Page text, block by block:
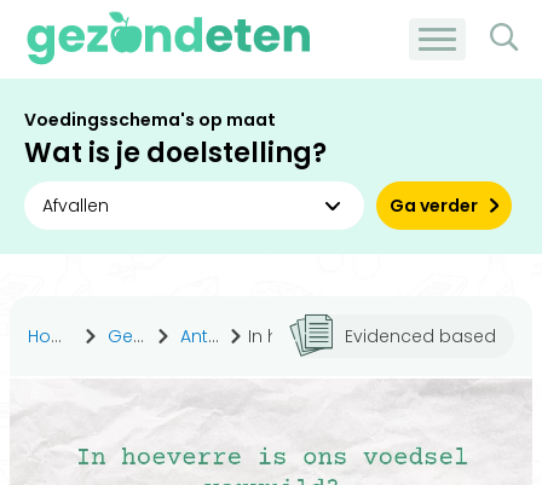
Voedingsschema's op maat
Wat is je doelstelling?
Ga verder
Home Gezond leven Antwoorden In hoeverre is ons voedsel vervuild? Evidenced based